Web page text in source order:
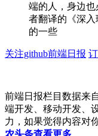
端的人，身边
者翻译的《深入
的一些
关注github前端日报
前端日报栏目数据来
端开发、移动开发、
力，如果觉得内容对
农头条查看更多